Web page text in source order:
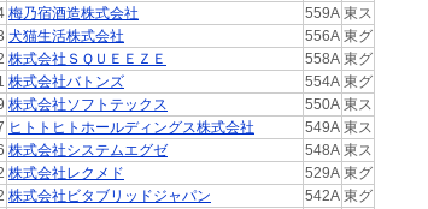
梅乃宿酒造株式会社 559A 東ス
犬猫生活株式会社 556A 東グ
株式会社ＳＱＵＥＥＺＥ 558A 東グ
株式会社バトンズ 554A 東グ
株式会社ソフトテックス 550A 東ス
ヒトトヒトホールディングス株式会社 549A 東ス
株式会社システムエグゼ 548A 東ス
株式会社レクメド 529A 東グ
株式会社ビタブリッドジャパン 542A 東グ